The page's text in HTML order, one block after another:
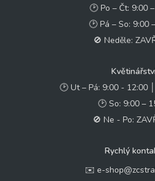
🕑 Po – Čt: 9:00
🕑 Pá – So: 9:00
🚫 Neděle:
🕑 Ut – Pá: 9:00 - 12:00
🕑 So: 9:00 –
🚫 Ne - Po:
Rychlý
✉️ e-